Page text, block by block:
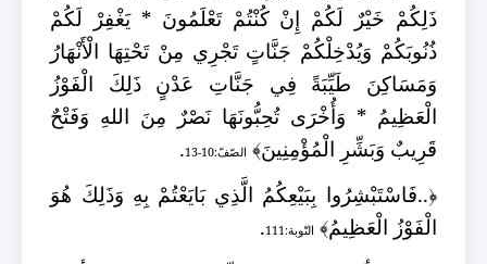
ذَلِكُمْ خَيْرٌ لَكُمْ إِنْ كُنْتُمْ تَعْلَمُونَ * يَغْفِرْ لَكُمْ
ذُنُوبَكُمْ وَيُدْخِلْكُمْ جَنَّاتٍ تَجْرِي مِنْ تَحْتِهَا الْأَنْهَارُ
وَمَسَاكِنَ طَيِّبَةً فِي جَنَّاتِ عَدْنٍ ذَلِكَ الْفَوْزُ
الْعَظِيمُ * وَأُخْرَى تُحِبُّونَهَا نَصْرٌ مِنَ اللهِ وَفَتْحٌ
قَرِيبٌ وَبَشِّرِ الْمُؤْمِنِينَ﴾ الصّفّ:10-13
.
﴿..فَاسْتَبْشِرُوا بِبَيْعِكُمُ الَّذِي بَايَعْتُمْ بِهِ وَذَلِكَ هُوَ
الْفَوْزُ الْعَظِيمُ﴾ التّوبة:111
.